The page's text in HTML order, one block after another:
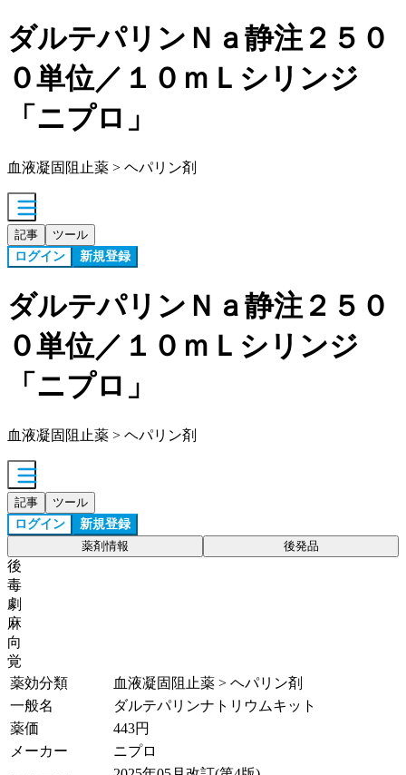
ダルテパリンＮａ静注２５０
０単位／１０ｍＬシリンジ
「ニプロ」
血液凝固阻止薬 > ヘパリン剤
記事 ツール
ログイン 新規登録
ダルテパリンＮａ静注２５０
０単位／１０ｍＬシリンジ
「ニプロ」
血液凝固阻止薬 > ヘパリン剤
記事 ツール
ログイン 新規登録
薬剤情報 後発品
後
毒
劇
麻
向
覚
薬効分類
血液凝固阻止薬 > ヘパリン剤
一般名
ダルテパリンナトリウムキット
薬価
443円
メーカー
ニプロ